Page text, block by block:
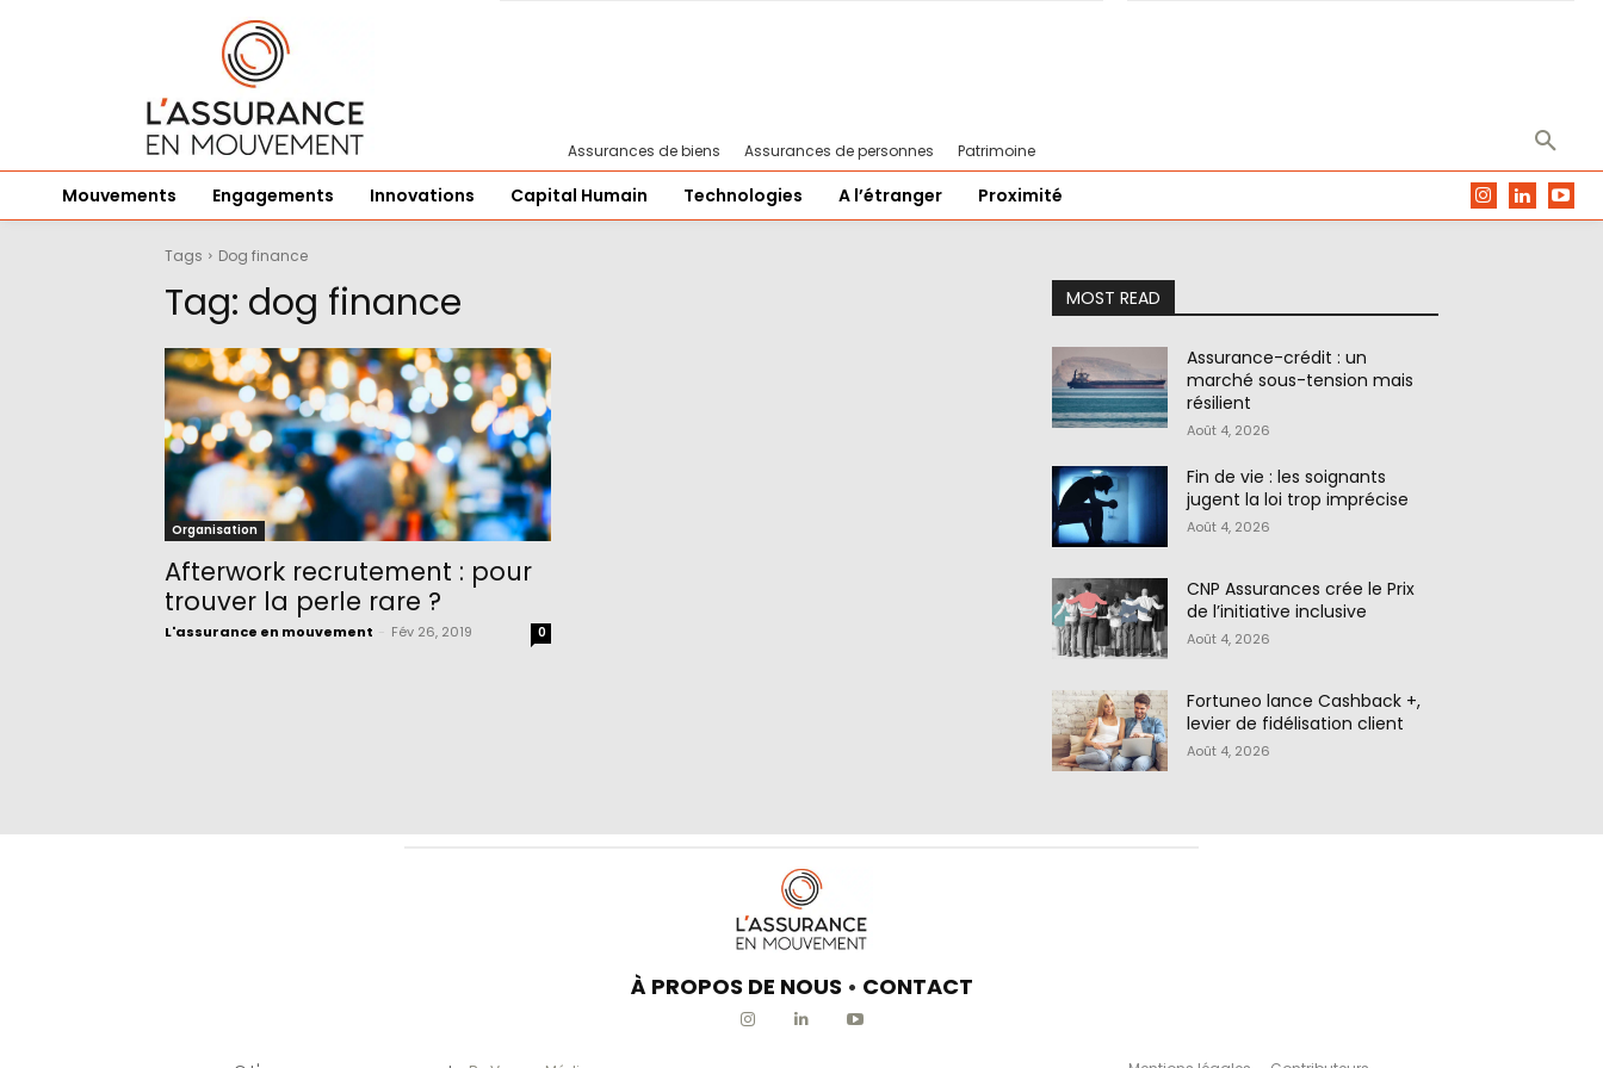
Assurances de biens Assurances de personnes Patrimoine
Mouvements Engagements Innovations Capital Humain Technologies A l’étranger Proximité
Tags Dog finance
Tag: dog finance
Organisation
Afterwork recrutement : pour
trouver la perle rare ?
L'assurance en mouvement Fév 26, 2019 0
MOST READ
Assurance-crédit : un
marché sous-tension mais
résilient
Août 4, 2026
Fin de vie : les soignants
jugent la loi trop imprécise
Août 4, 2026
CNP Assurances crée le Prix
de l’initiative inclusive
Août 4, 2026
Fortuneo lance Cashback +,
levier de fidélisation client
Août 4, 2026
À PROPOS DE NOUS • CONTACT